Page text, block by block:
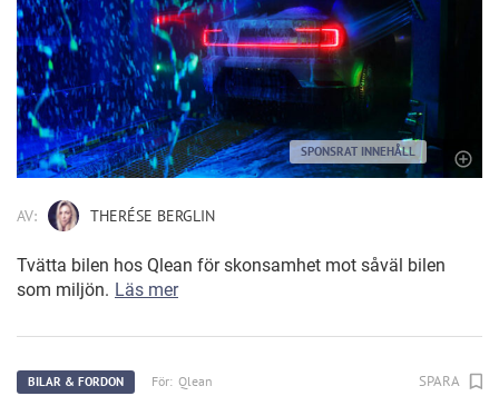
SPONSRAT INNEHÅLL
AV: THERÉSE BERGLIN
Tvätta bilen hos Qlean för skonsamhet mot såväl bilen
som miljön. Läs mer
BILAR & FORDON För: Qlean SPARA